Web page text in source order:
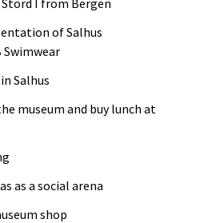
of Salhus
Salhus
museum and buy lunch at
as a social arena
shop